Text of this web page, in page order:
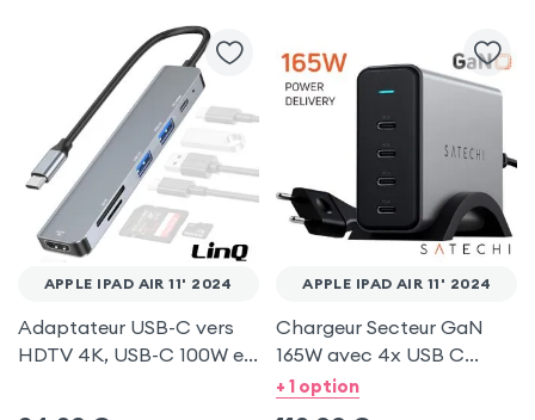
APPLE IPAD AIR 11' 2024
Adaptateur USB-C vers
HDTV 4K, USB-C 100W et
APPLE IPAD AIR 11' 2024
Chargeur Secteur GaN
165W avec 4x USB C
Power Delivery, Câble
+ 1 option